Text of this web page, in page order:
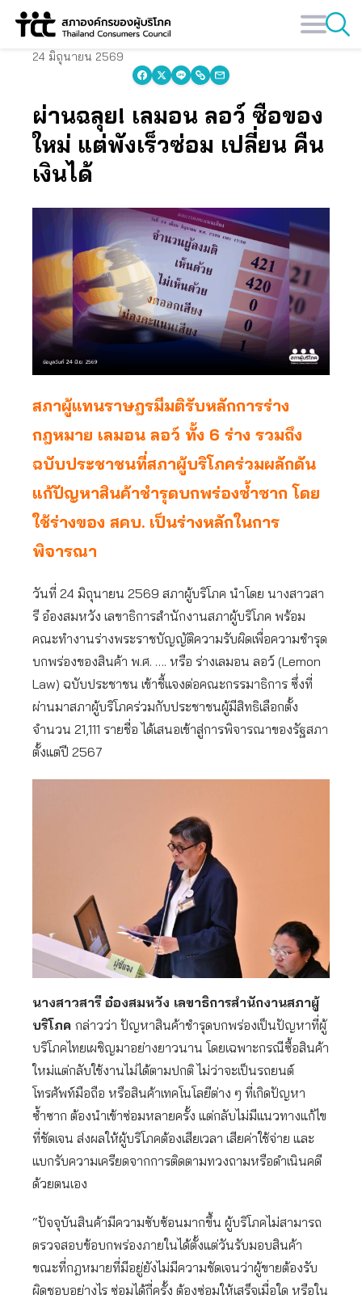
Skip
24 มิถุนายน 2569
ผ่านฉลุย! เลมอน ลอว์ ซื้อของ
ใหม่ แต่พังเร็วซ่อม เปลี่ยน คืน
เงินได้
สภาผู้แทนราษฎรมีมติรับหลักการร่าง
กฎหมาย เลมอน ลอว์ ทั้ง 6 ร่าง รวมถึง
ฉบับประชาชนที่สภาผู้บริโภคร่วมผลักดัน
แก้ปัญหาสินค้าชำรุดบกพร่องซ้ำซาก โดย
ใช้ร่างของ สคบ. เป็นร่างหลักในการ
พิจารณา
วันที่ 24 มิถุนายน 2569 สภาผู้บริโภค นำโดย นางสาวสา
รี อ๋องสมหวัง เลขาธิการสำนักงานสภาผู้บริโภค พร้อม
คณะทำงานร่างพระราชบัญญัติความรับผิดเพื่อความชำรุด
บกพร่องของสินค้า พ.ศ. …. หรือ ร่างเลมอน ลอว์ (Lemon
Law) ฉบับประชาชน เข้าชี้แจงต่อคณะกรรมาธิการ ซึ่งที่
ผ่านมาสภาผู้บริโภคร่วมกับประชาชนผู้มีสิทธิเลือกตั้ง
จำนวน 21,111 รายชื่อ ได้เสนอเข้าสู่การพิจารณาของรัฐสภา
ตั้งแต่ปี 2567
นางสาวสารี อ๋องสมหวัง เลขาธิการสำนักงานสภาผู้
บริโภค กล่าวว่า ปัญหาสินค้าชำรุดบกพร่องเป็นปัญหาที่ผู้
บริโภคไทยเผชิญมาอย่างยาวนาน โดยเฉพาะกรณีซื้อสินค้า
ใหม่แต่กลับใช้งานไม่ได้ตามปกติ ไม่ว่าจะเป็นรถยนต์
โทรศัพท์มือถือ หรือสินค้าเทคโนโลยีต่าง ๆ ที่เกิดปัญหา
ซ้ำซาก ต้องนำเข้าซ่อมหลายครั้ง แต่กลับไม่มีแนวทางแก้ไข
ที่ชัดเจน ส่งผลให้ผู้บริโภคต้องเสียเวลา เสียค่าใช้จ่าย และ
แบกรับความเครียดจากการติดตามทวงถามหรือดำเนินคดี
ด้วยตนเอง
“ปัจจุบันสินค้ามีความซับซ้อนมากขึ้น ผู้บริโภคไม่สามารถ
ตรวจสอบข้อบกพร่องภายในได้ตั้งแต่วันรับมอบสินค้า
ขณะที่กฎหมายที่มีอยู่ยังไม่มีความชัดเจนว่าผู้ขายต้องรับ
ผิดชอบอย่างไร ซ่อมได้กี่ครั้ง ต้องซ่อมให้เสร็จเมื่อใด หรือใน